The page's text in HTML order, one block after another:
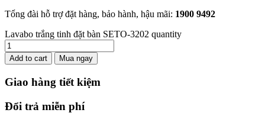
Tổng đài hỗ trợ đặt hàng, bảo hành, hậu mãi: 1900 9492
Lavabo trắng tinh đặt bàn SETO-3202 quantity
Add to cart Mua ngay
Giao hàng tiết kiệm
Đổi trả miễn phí